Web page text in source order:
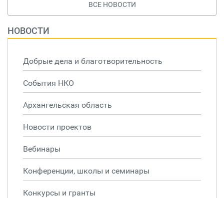
ВСЕ НОВОСТИ
НОВОСТИ
Добрые дела и благотворительность
События НКО
Архангельская область
Новости проектов
Вебинары
Конференции, школы и семинары
Конкурсы и гранты